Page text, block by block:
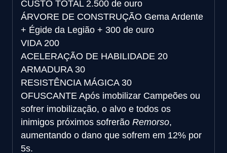
CUSTO TOTAL 2.500 de ouro
ÁRVORE DE CONSTRUÇÃO Gema Ardente
+ Égide da Legião + 300 de ouro
VIDA 200
ACELERAÇÃO DE HABILIDADE 20
ARMADURA 30
RESISTÊNCIA MÁGICA 30
OFUSCANTE Após imobilizar Campeões ou
sofrer imobilização, o alvo e todos os
inimigos próximos sofrerão Remorso,
aumentando o dano que sofrem em 12% por
5s.